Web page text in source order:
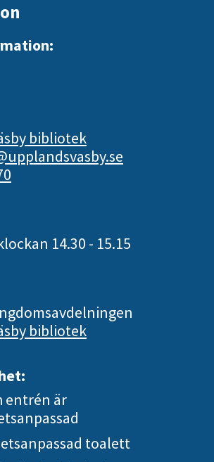
bibliotek
14.30 - 15.15
bibliotek
entrén är
toalett